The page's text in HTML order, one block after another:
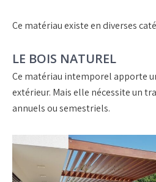
Ce matériau existe en diverses
LE BOIS NATUREL
Ce matériau intemporel apporte
extérieur. Mais elle nécessite un
annuels ou semestriels.